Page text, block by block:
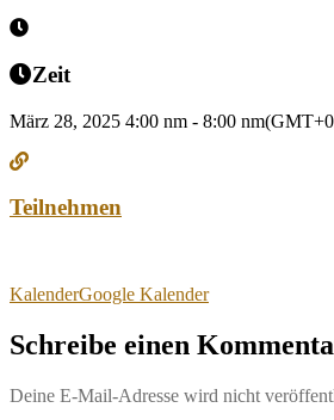
Zeit
März 28, 2025 4:00 nm - 8:00 nm
Teilnehmen
KalenderGoogle Kalender
Schreibe einen
Deine E-Mail-Adresse wird nicht